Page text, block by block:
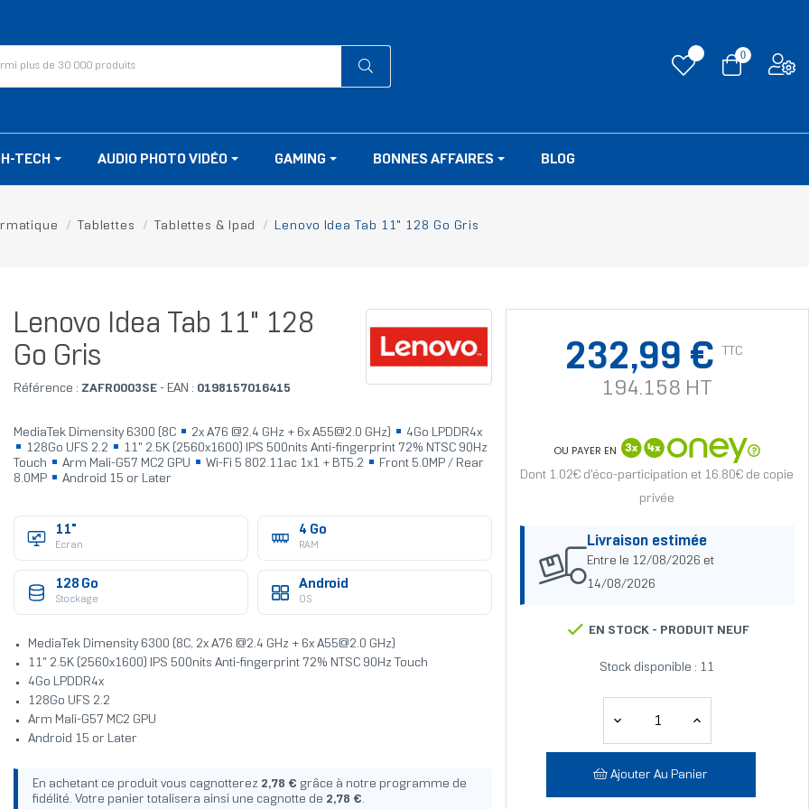
0
TECH AUDIO PHOTO VIDÉO GAMING BONNES AFFAIRES BLOG
Tablettes Tablettes & Ipad Lenovo Idea Tab 11" 128 Go Gris
Lenovo Idea Tab 11" 128
Go Gris
Référence : ZAFR0003SE- EAN : 0198157016415
MediaTek Dimensity 6300 (8C 2x A76 @2.4 GHz + 6x A55@2.0 GHz)
4Go LPDDR4x
128Go UFS 2.2
11" 2.5K (2560x1600) IPS 500nits Anti-fingerprint 72% NTSC 90Hz
Touch
Arm Mali-G57 MC2 GPU Wi-Fi 5 802.11ac 1x1 + BT5.2
Front 5.0MP / Rear
8.0MP
Android 15 or Later
11"
Ecran
4 Go
RAM
128 Go
Stockage
Android
OS
MediaTek Dimensity 6300 (8C, 2x A76 @2.4 GHz + 6x A55@2.0 GHz)
11" 2.5K (2560x1600) IPS 500nits Anti-fingerprint 72% NTSC 90Hz Touch
4Go LPDDR4x
128Go UFS 2.2
Arm Mali-G57 MC2 GPU
Android 15 or Later
En achetant ce produit vous cagnotterez 2,78 € grâce à notre programme de
fidélité. Votre panier totalisera ainsi une cagnotte de 2,78 €.
232,99 € TTC
194.158 HT
OU PAYER EN
Dont 1.02€ d'éco-participation et 16.80€ de copie
privée
Livraison estimée
Entre le 12/08/2026 et
14/08/2026
EN STOCK - PRODUIT NEUF
Stock disponible : 11
Ajouter Au Panier